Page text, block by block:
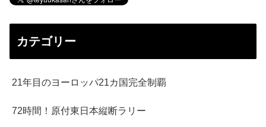
カテゴリー
21年目のヨーロッパ21カ国完全制覇
72時間！原付東日本縦断ラリー